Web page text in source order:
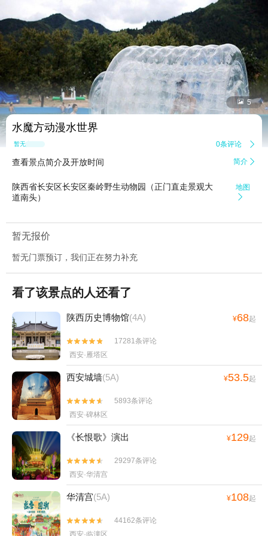
 5
水魔方动漫水世界
暂无点评 0条评论 
查看景点简介及开放时间 简介 
陕西省长安区长安区秦岭野生动物园（正门直走景观大
道南头）
地图

暂无报价
暂无门票预订，我们正在努力补充
看了该景点的人还看了
陕西历史博物馆(4A) ¥68起


17281条评论
西安·雁塔区
西安城墙(5A) ¥53.5起


5893条评论
西安·碑林区
《长恨歌》演出 ¥129起


29297条评论
西安·华清宫
华清宫(5A) ¥108起


44162条评论